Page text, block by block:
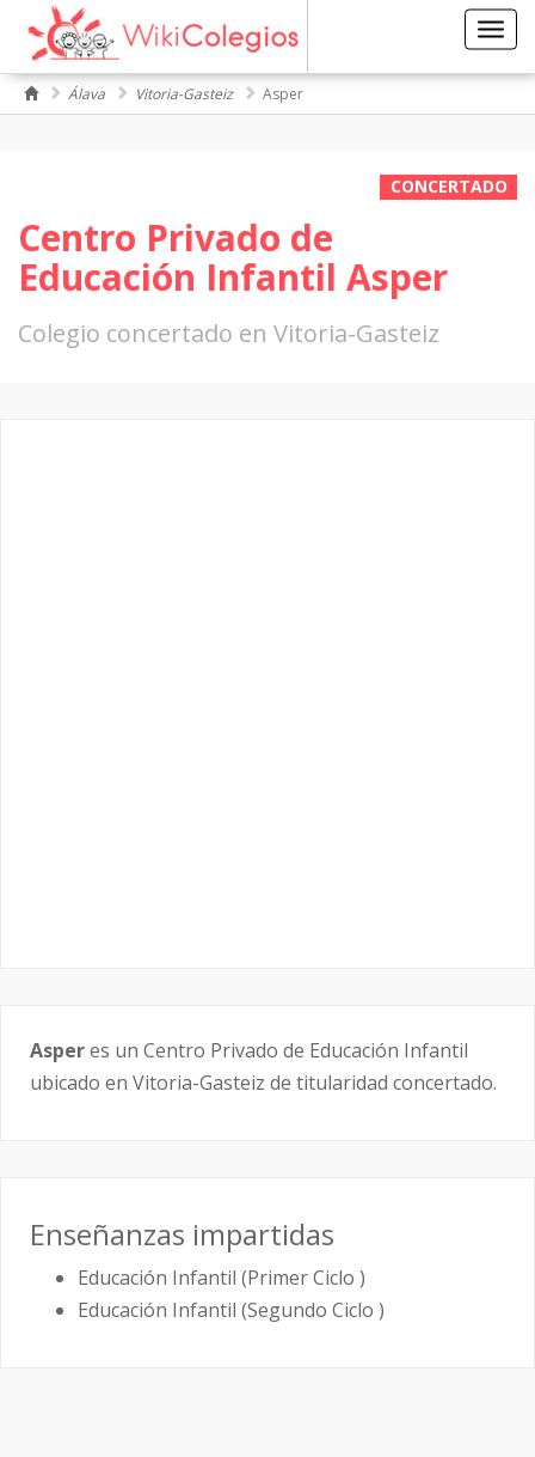
Álava Vitoria-Gasteiz Asper
CONCERTADO
Centro Privado de
Educación Infantil Asper
Colegio concertado en Vitoria-Gasteiz
Asperes un Centro Privado de Educación Infantil
ubicado en Vitoria-Gasteiz de titularidad concertado.
Enseñanzas impartidas
Educación Infantil (Primer Ciclo )
Educación Infantil (Segundo Ciclo )